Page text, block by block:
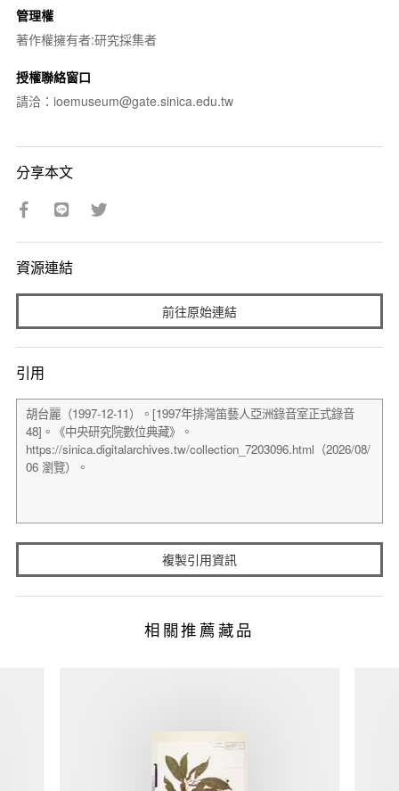
管理權
著作權擁有者:研究採集者
授權聯絡窗口
請洽：ioemuseum@gate.sinica.edu.tw
分享本文
資源連結
前往原始連結
引用
複製引用資訊
相關推薦藏品